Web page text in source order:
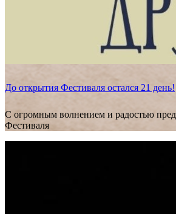
До открытия Фестиваля остался 21 день!
С огромным волнением и радостью
Фестиваля